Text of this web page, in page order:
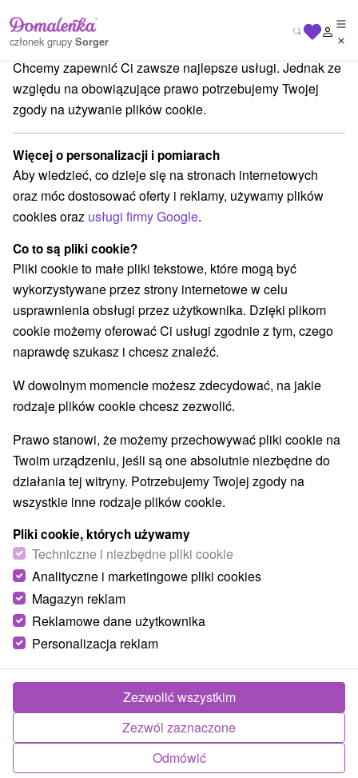
członek grupy Sorger
Trnavský kraj Veľký Meder Thermal Corvinius Veľký Meder
Thermal Corvinius Veľký Meder
Wyświetl stronę internetową Przejdź do
+421 911 209 964
Facebook
Promenádna 3221
932 01 Veľký Meder
GPS:
N +47° 50' 44.71''
E +17° 45' 39.17''
Region turystyczny
Západné Slovensko, Podunajsko, Južné Slovensko,
Znalazłeś błąd lub chcesz polecić nam nową atrakcję
Zgłoś błąd
Dbamy o Twoją prywatność
Chcemy zapewnić Ci zawsze najlepsze usługi. Jednak ze
względu na obowiązujące prawo potrzebujemy Twojej
zgody na używanie plików cookie.
Więcej o personalizacji i pomiarach
Aby wiedzieć, co dzieje się na stronach internetowych
oraz móc dostosować oferty i reklamy, używamy plików
cookies oraz usługi firmy Google.
Co to są pliki cookie?
Pliki cookie to małe pliki tekstowe, które mogą być
wykorzystywane przez strony internetowe w celu
usprawnienia obsługi przez użytkownika. Dzięki plikom
cookie możemy oferować Ci usługi zgodnie z tym, czego
naprawdę szukasz i chcesz znaleźć.
W dowolnym momencie możesz zdecydować, na jakie
rodzaje plików cookie chcesz zezwolić.
Prawo stanowi, że możemy przechowywać pliki cookie na
Twoim urządzeniu, jeśli są one absolutnie niezbędne do
działania tej witryny. Potrzebujemy Twojej zgody na
wszystkie inne rodzaje plików cookie.
Pliki cookie, których używamy
Techniczne i niezbędne pliki cookie
Analityczne i marketingowe pliki cookies
Magazyn reklam
Reklamowe dane użytkownika
Personalizacja reklam
Odmówić
Zezwól zaznaczone
Zezwolić wszystkim